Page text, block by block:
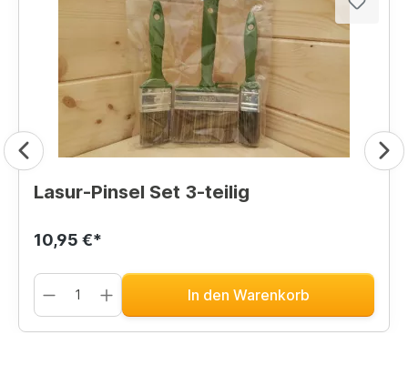
Lasur-Pinsel Set 3-teilig
10,95 €*
In den Warenkorb